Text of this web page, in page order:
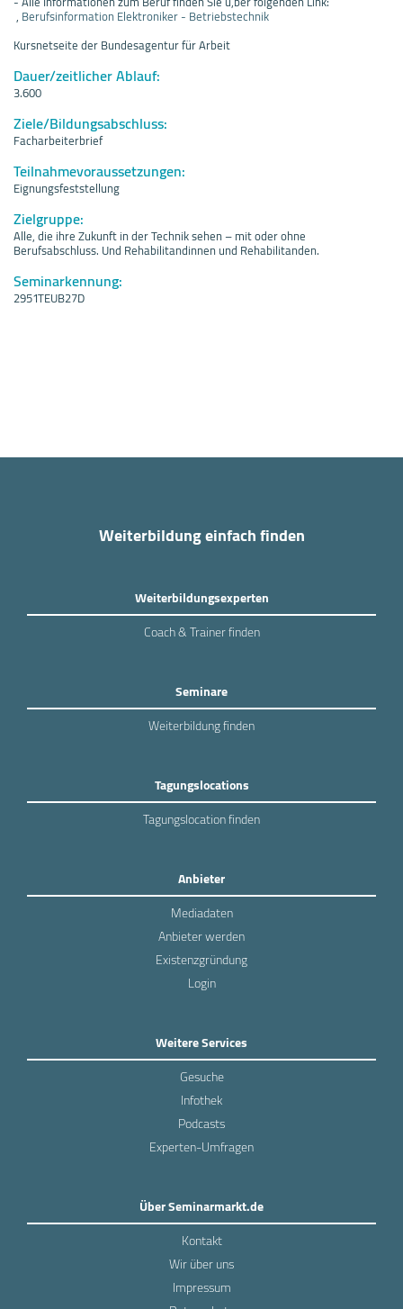
, Berufsinformation Elektroniker - Betriebstechnik
Kursnetseite der Bundesagentur für Arbeit
Dauer/zeitlicher Ablauf:
3.600
Ziele/Bildungsabschluss:
Facharbeiterbrief
Teilnahmevoraussetzungen:
Eignungsfeststellung
Zielgruppe:
Alle, die ihre Zukunft in der Technik sehen – mit oder ohne
Berufsabschluss. Und Rehabilitandinnen und Rehabilitanden.
Seminarkennung:
2951TEUB27D
Weiterbildung einfach finden
Weiterbildungsexperten
Coach & Trainer finden
Seminare
Weiterbildung finden
Tagungslocations
Tagungslocation finden
Anbieter
Mediadaten
Anbieter werden
Existenzgründung
Login
Weitere Services
Gesuche
Infothek
Podcasts
Experten-Umfragen
Über Seminarmarkt.de
Kontakt
Wir über uns
Impressum